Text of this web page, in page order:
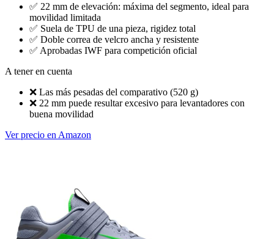
✅ 22 mm de elevación: máxima del segmento, ideal para
movilidad limitada
✅ Suela de TPU de una pieza, rigidez total
✅ Doble correa de velcro ancha y resistente
✅ Aprobadas IWF para competición oficial
A tener en cuenta
❌ Las más pesadas del comparativo (520 g)
❌ 22 mm puede resultar excesivo para levantadores con
buena movilidad
Ver precio en Amazon